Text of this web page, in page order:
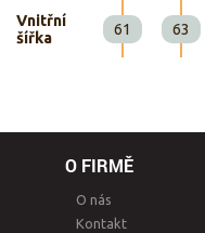
Vnitřní
šířka
61 63
O FIRMĚ
O nás
Kontakt